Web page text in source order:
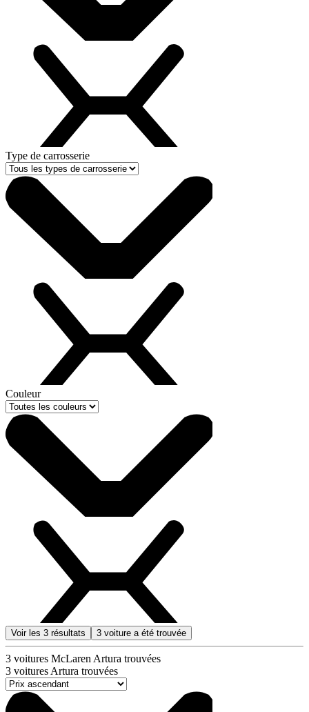
Type de carrosserie
Couleur
Voir les 3 résultats 3 voiture a été trouvée
3 voitures McLaren Artura trouvées
3 voitures Artura trouvées